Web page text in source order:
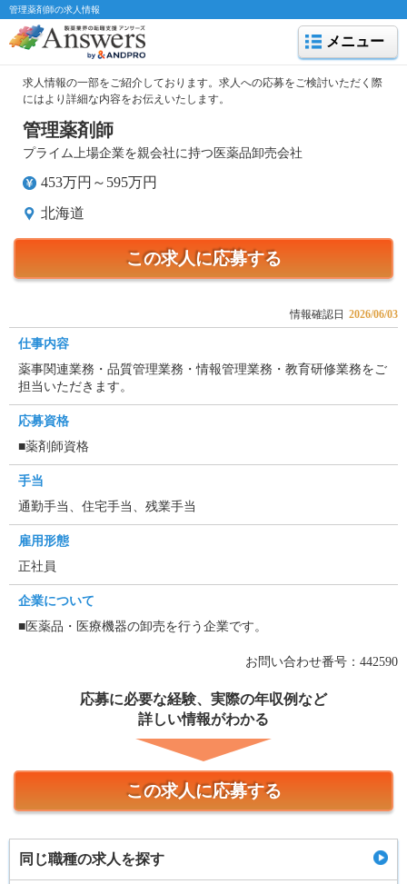
管理薬剤師の求人情報
メニュー
求人情報の一部をご紹介しております。求人への応募をご検討いただく際
にはより詳細な内容をお伝えいたします。
管理薬剤師
プライム上場企業を親会社に持つ医薬品卸売会社
453万円～595万円
北海道
この求人に応募する
情報確認日 2026/06/03
仕事内容
薬事関連業務・品質管理業務・情報管理業務・教育研修業務をご
担当いただきます。
応募資格
■薬剤師資格
手当
通勤手当、住宅手当、残業手当
雇用形態
正社員
企業について
■医薬品・医療機器の卸売を行う企業です。
お問い合わせ番号：442590
応募に必要な経験、実際の年収例など
詳しい情報がわかる
この求人に応募する
同じ職種の求人を探す